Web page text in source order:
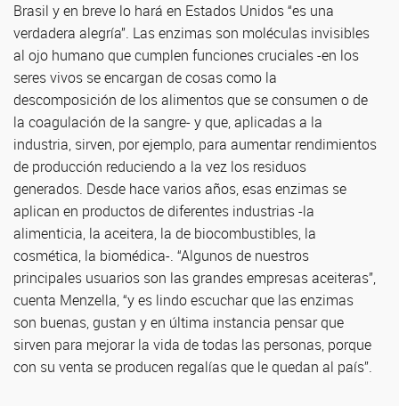
Brasil y en breve lo hará en Estados Unidos “es una
verdadera alegría”. Las enzimas son moléculas invisibles
al ojo humano que cumplen funciones cruciales -en los
seres vivos se encargan de cosas como la
descomposición de los alimentos que se consumen o de
la coagulación de la sangre- y que, aplicadas a la
industria, sirven, por ejemplo, para aumentar rendimientos
de producción reduciendo a la vez los residuos
generados. Desde hace varios años, esas enzimas se
aplican en productos de diferentes industrias -la
alimenticia, la aceitera, la de biocombustibles, la
cosmética, la biomédica-. “Algunos de nuestros
principales usuarios son las grandes empresas aceiteras”,
cuenta Menzella, “y es lindo escuchar que las enzimas
son buenas, gustan y en última instancia pensar que
sirven para mejorar la vida de todas las personas, porque
con su venta se producen regalías que le quedan al país”.